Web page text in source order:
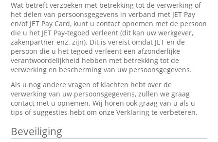
Wat betreft verzoeken met betrekking tot de verwerking of
het delen van persoonsgegevens in verband met JET Pay
en/of JET Pay Card, kunt u contact opnemen met de persoon
die u het JET Pay-tegoed verleent (dit kan uw werkgever,
zakenpartner enz. zijn). Dit is vereist omdat JET en de
persoon die u het tegoed verleent een afzonderlijke
verantwoordelijkheid hebben met betrekking tot de
verwerking en bescherming van uw persoonsgegevens.
Als u nog andere vragen of klachten hebt over de
verwerking van uw persoonsgegevens, zullen we graag
contact met u opnemen. Wij horen ook graag van u als u
tips of suggesties hebt om onze Verklaring te verbeteren.
Beveiliging